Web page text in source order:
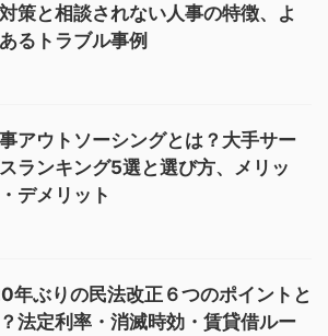
策と相談されない人事の特徴、よ
るトラブル事例
アウトソーシングとは？大手サー
ランキング5選と選び方、メリッ
・デメリット
年ぶりの民法改正６つのポイントと
法定利率・消滅時効・賃貸借ルー